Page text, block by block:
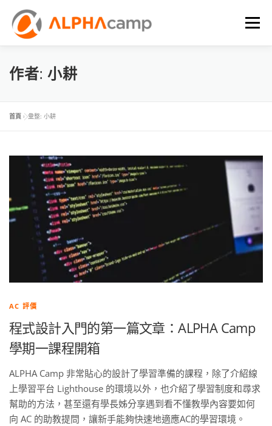
選單
首頁 課程內容
FAQ
作者: 小耕
首頁 »彙整: 小耕
AC 評價
程式設計入門的第一篇文章：ALPHA Camp
學期一課程開箱
ALPHA Camp 非常貼心的設計了學習準備的課程，除了介紹線
上學習平台 Lighthouse 的環境以外，也介紹了學習制度和尋求
幫助的方法，甚至還有學長姊分享遇到看不懂教學內容要如何
向 AC 的助教提問，讓新手能夠快速地適應AC的學習環境。